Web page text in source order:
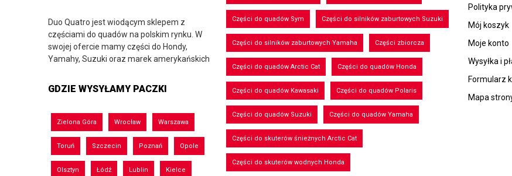
Duo Quatro jest wiodącym sklepem z
częściami do quadów na polskim rynku. W
swojej ofercie mamy części do Hondy,
Yamahy, Suzuki oraz marek amerykańskich
GDZIE WYSYŁAMY PACZKI
Zielona Góra Wrocław Warszawa
Toruń Szczecin Poznań Opole
Olsztyn Łódź Lublin Kielce
Części do quadów Sym Części do silników zaburtowych Suzuki
Części do silników zaburtowych Yamaha Części zbiorcza
Części do quadów Arctic Cat Części do quadów Honda
Części do quadów Kawasaki Części do quadów Polaris
Części do quadów Suzuki Części do quadów Yamaha
Części do skuterów śnieżnych Arctic Cat
Części do skuterów wodnych Honda
Polityka
Mój koszyk
Moje konto
Wysyłka i
Formularz
Mapa